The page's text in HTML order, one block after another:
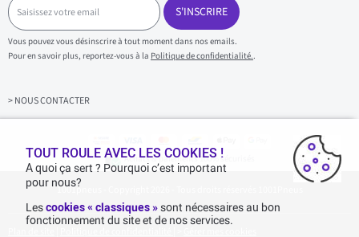
a
i
s
i
s
z
v
S'INSCRIRE
Vous pouvez vous désinscrire à tout moment dans nos emails.
Pour en savoir plus, reportez-vous à la Politique de confidentialité..
> NOUS CONTACTER
Achats & paiements 100% sécurisés
1001pneus - Copyright 2026 - Tous droits réservés 1001Pneus
TOUT ROULE AVEC LES COOKIES !
A quoi ça sert ? Pourquoi c’est important
pour nous?
Lescookies « classiques »sont nécessaires au bon
fonctionnement du site et de nos services.